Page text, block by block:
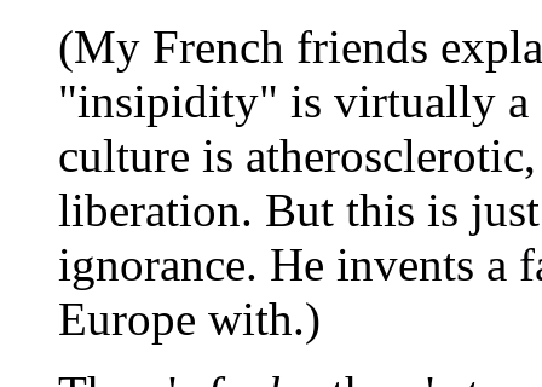
(My French friends
"insipidity" is virtually a
culture is
liberation. But this is
ignorance. He invents a
Europe with.)